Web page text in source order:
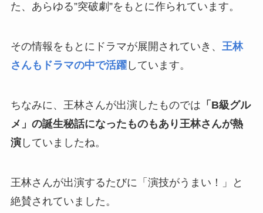
た、あらゆる”突破劇”をもとに作られています。
その情報をもとにドラマが展開されていき、 王林
さんもドラマの中で活躍しています。
ちなみに、王林さんが出演したものでは 「B級グル
メ」の誕生秘話になったものもあり王林さんが熱
演していましたね。
王林さんが出演するたびに「演技がうまい！」と
絶賛されていました。